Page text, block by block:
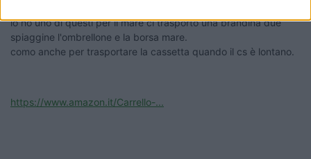
io ho uno di questi per il mare ci trasporto una brandina due
spiaggine l'ombrellone e la borsa mare.
como anche per trasportare la cassetta quando il cs è lontano.
https://www.amazon.it/Carrello-...